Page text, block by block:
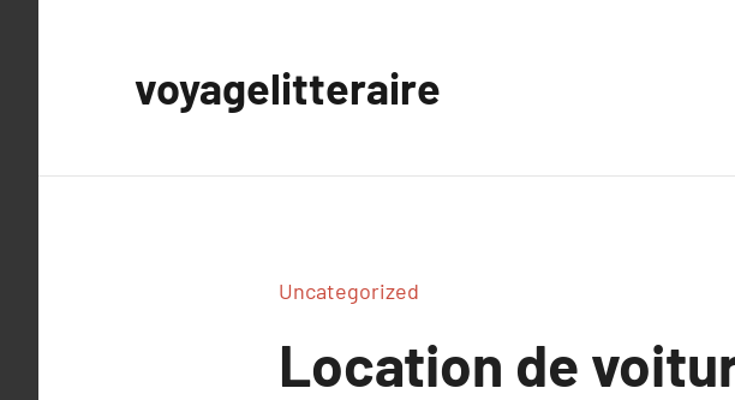
voyagelitteraire
Uncategorized
Location de